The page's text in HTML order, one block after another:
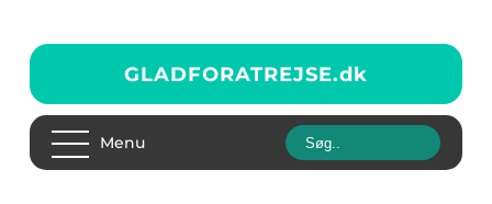
GLADFORATREJSE.dk
Menu